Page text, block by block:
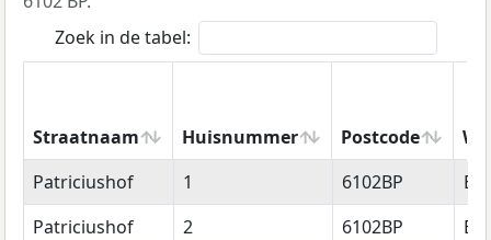
Zoek in de tabel:
Straatnaam Huisnummer Postcode
Straatnaam
Huisnummer Postcode
Patriciushof 1 6102BP
Patriciushof
2 6102BP